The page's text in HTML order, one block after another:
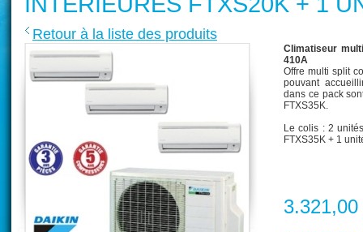
Retour à la liste des produits
Climatiseur
410A
Offre multi split
pouvant
dans ce pack
FTXS35K.
Le colis : 2
FTXS35K + 1
3.321,00